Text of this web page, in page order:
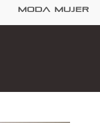
MODA MUJER